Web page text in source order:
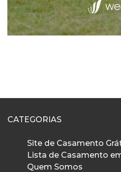
CATEGORIAS
Site de Casamento
Lista de Casamento
Quem Somos